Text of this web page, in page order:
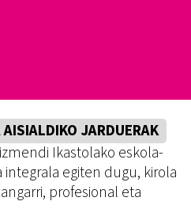
JARDUERAK
Ikastolako eskola-
egiten dugu, kirola
profesional eta